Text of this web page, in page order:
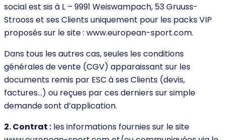
social est sis à L – 9991 Weiswampach, 53 Gruuss-
Strooss et ses Clients uniquement pour les packs VIP
proposés sur le site : www.european-sport.com.
Dans tous les autres cas, seules les conditions
générales de vente (CGV) apparaissant sur les
documents remis par ESC à ses Clients (devis,
factures…) ou reçues par ces derniers sur simple
demande sont d’application.
2. Contrat : les informations fournies sur le site